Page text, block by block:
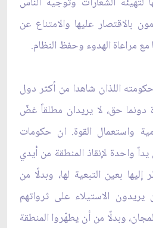
بالاقتصار عليها والامتناع عن
مراعاة الهدوء وحفظ النظام.
اللذان شاهدا من أكثر دول
دونما حق، لا يريدان مطلقاً غضّ
واستعمال القوة. ان حكومات
واحدة لإنقاذ المنطقة من أيدي
بعين التبعية لها، وبدلًا من
الاستيلاء على ثرواتهم
وبدلًا من أن يطهّروا المنطقة